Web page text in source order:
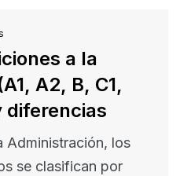
a la
A2, B, C1,
diferencias
Administración, los
se clasifican por